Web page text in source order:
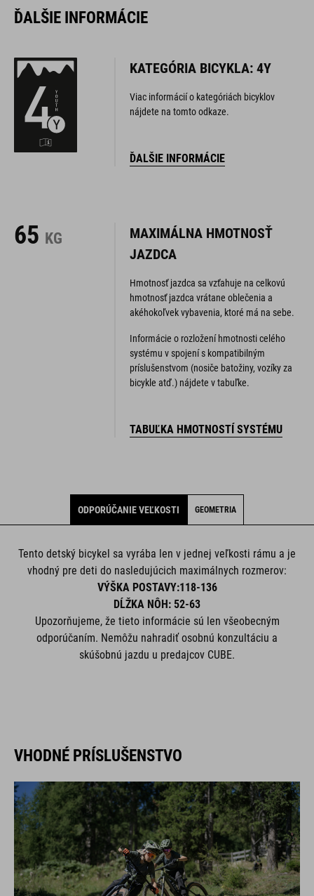
ĎALŠIE INFORMÁCIE
KATEGÓRIA BICYKLA: 4Y
Viac informácií o kategóriách bicyklov
nájdete na tomto odkaze.
ĎALŠIE INFORMÁCIE
65 KG
MAXIMÁLNA HMOTNOSŤ
JAZDCA
Hmotnosť jazdca sa vzťahuje na celkovú
hmotnosť jazdca vrátane oblečenia a
akéhokoľvek vybavenia, ktoré má na sebe.
Informácie o rozložení hmotnosti celého
systému v spojení s kompatibilným
príslušenstvom (nosiče batožiny, vozíky za
bicykle atď.) nájdete v tabuľke.
TABUĽKA HMOTNOSTÍ SYSTÉMU
ODPORÚČANIE VEĽKOSTI GEOMETRIA
Tento detský bicykel sa vyrába len v jednej veľkosti rámu a je
vhodný pre deti do nasledujúcich maximálnych rozmerov:
VÝŠKA POSTAVY:118-136
DĹŽKA NÔH: 52-63
Upozorňujeme, že tieto informácie sú len všeobecným
odporúčaním. Nemôžu nahradiť osobnú konzultáciu a
skúšobnú jazdu u predajcov CUBE.
VHODNÉ PRÍSLUŠENSTVO